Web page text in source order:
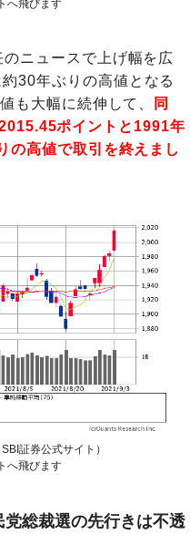
へ飛びます
のニュースで上げ幅を広
30年ぶりの高値となる
も大幅に続伸して、
同
ポイントと1991年
の高値で取引を終えまし
証券公式サイト）
へ飛びます
総裁選の先行きは不透